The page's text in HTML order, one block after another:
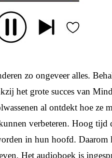
zo ongeveer alles.
het grote succes van
al ontdekt hoe ze
verbeteren. Hoog
in hun hoofd. Daarom
Het audioboek is